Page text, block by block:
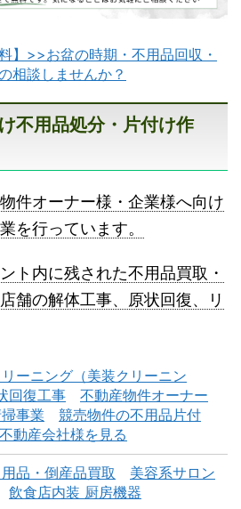
長万部町不用品回収
古平町不用品回収
京極町不用品回収
】>>お盆の時期・不用品回収・
相談しませんか？
不用品処分・片付け作
件オーナー様・企業様へ向け
を行っています。
ト内に残された不用品買取・
舗の解体工事、原状回復、リ
ーニング（美装クリーニン
回復工事
不動産物件オーナー
事業
競売物件の不用品片付
動産会社様を見る
品・倒産品買取
美容系サロン
飲食店内装 厨房機器